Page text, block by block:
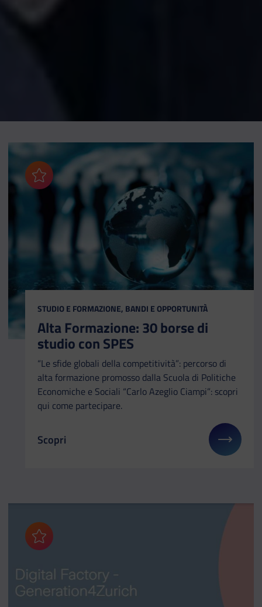
Aggiungi ai preferiti
CATEGORIA:
STUDIO E FORMAZIONE, BANDI E OPPORTUNITÀ
Alta Formazione: 30 borse di
studio con SPES
“Le sfide globali della competitività”: percorso di
alta formazione promosso dalla Scuola di Politiche
Economiche e Sociali “Carlo Azeglio Ciampi”: scopri
qui come partecipare.
Il link ti porterà ad avere maggiori dettagli su:
Scopri
Aggiungi ai preferiti